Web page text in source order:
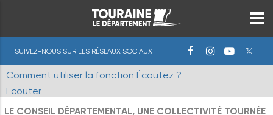
SUIVEZ-NOUS SUR LES RÉSEAUX SOCIAUX
Comment utiliser la fonction Écoutez ?
Ecouter
LE CONSEIL DÉPARTEMENTAL, UNE COLLECTIVITÉ TOURNÉE